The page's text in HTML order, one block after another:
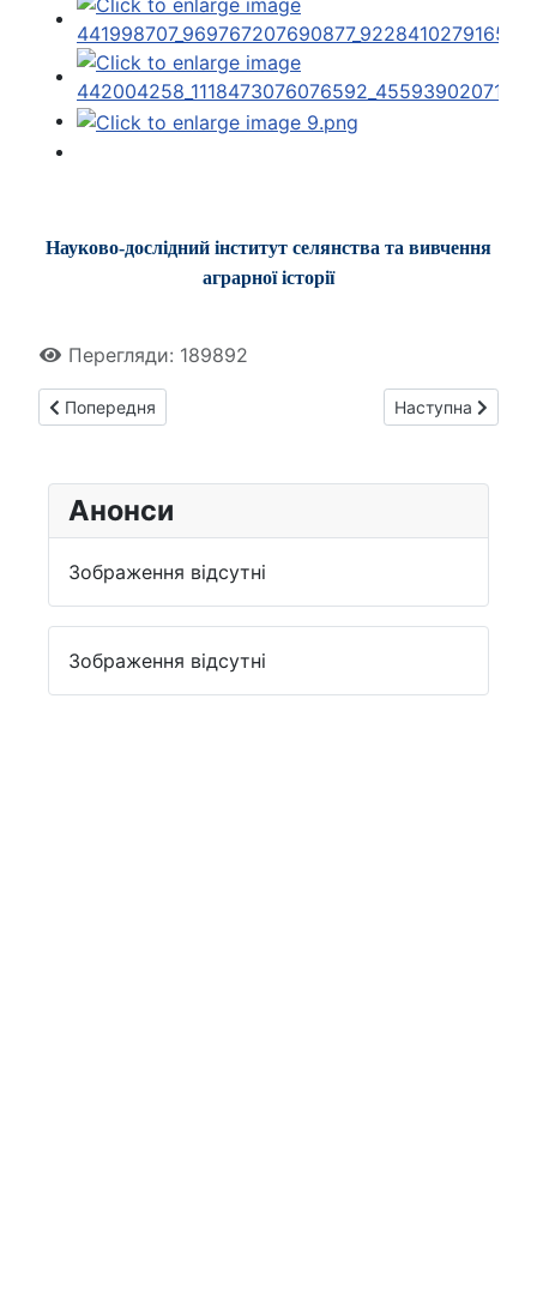
Науково-дослідний інститут селянства та вивчення
аграрної історії
Перегляди: 189892
Попередня стаття: Сергій Корновенко опублікував
Попередня Наступна
Наступна
Анонси
Зображення відсутні
Зображення відсутні